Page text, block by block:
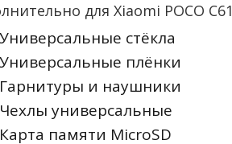
для Xiaomi POCO C61
Универсальные стёкла
Универсальные плёнки
Гарнитуры и наушники
Чехлы универсальные
Карта памяти MicroSD